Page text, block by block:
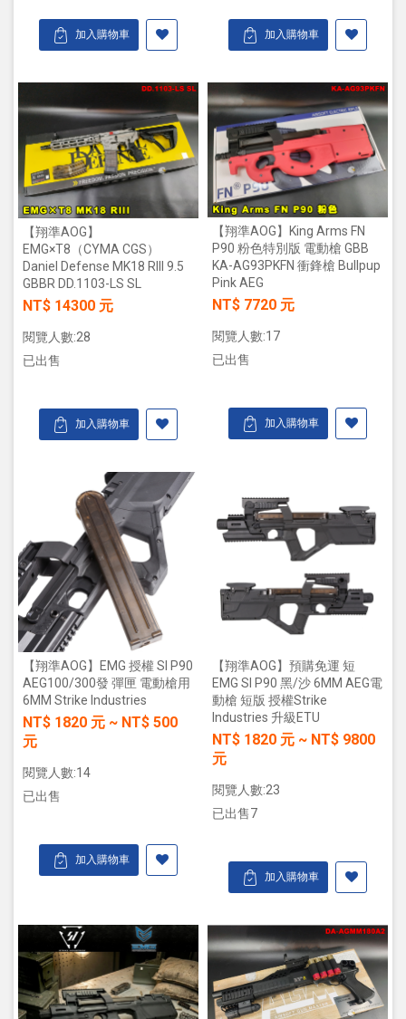
加入購物車 加入購物車
【翔準AOG】
EMG×T8（CYMA CGS）
Daniel Defense MK18 RIII 9.5
GBBR DD.1103-LS SL
NT$ 14300 元
閱覽人數:28
已出售
加入購物車
【翔準AOG】King Arms FN
P90 粉色特別版 電動槍 GBB
KA-AG93PKFN 衝鋒槍 Bullpup
Pink AEG
NT$ 7720 元
閱覽人數:17
已出售
加入購物車
【翔準AOG】EMG 授權 SI P90
AEG100/300發 彈匣 電動槍用
6MM Strike Industries
NT$ 1820 元 ~ NT$ 500
元
閱覽人數:14
已出售
加入購物車
【翔準AOG】預購免運 短
EMG SI P90 黑/沙 6MM AEG電
動槍 短版 授權Strike
Industries 升級ETU
NT$ 1820 元 ~ NT$ 9800
元
閱覽人數:23
已出售7
加入購物車